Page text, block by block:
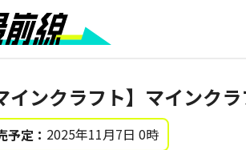
インクラフト】マインク
予定： 2025年11月7日 0時